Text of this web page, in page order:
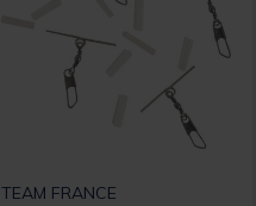
TEAM FRANCE